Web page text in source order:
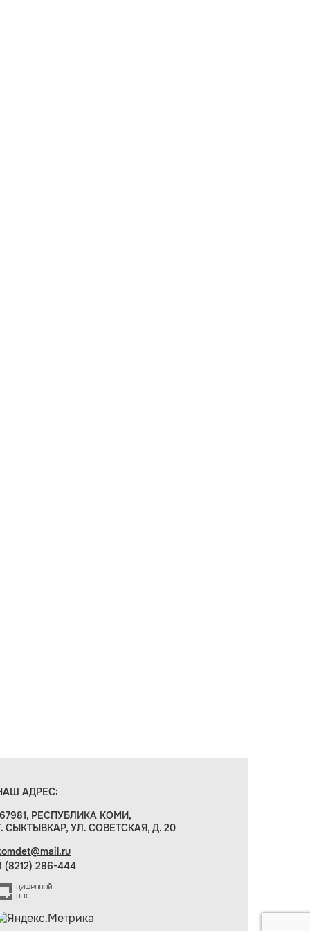
АДРЕС:
РЕСПУБЛИКА КОМИ,
СЫКТЫВКАР, УЛ. СОВЕТСКАЯ, Д. 20
(8212) 286-444